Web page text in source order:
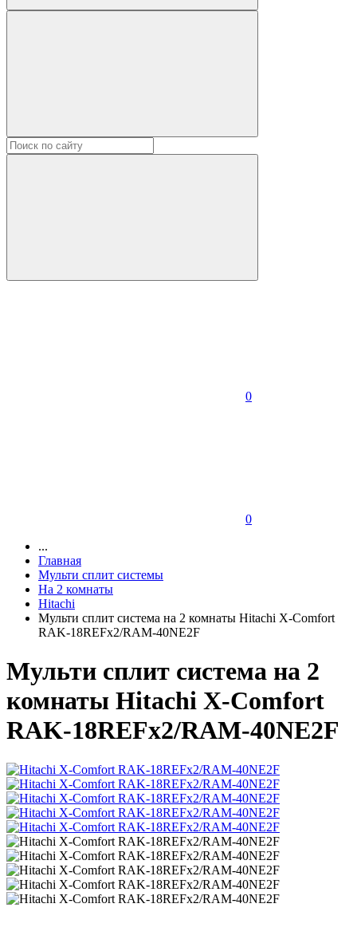
0
0
...
Главная
Мульти сплит системы
На 2 комнаты
Hitachi
Мульти сплит система на 2 комнаты Hitachi X-Comfort
RAK-18REFх2/RAM-40NE2F
Мульти сплит система на 2
комнаты Hitachi X-Comfort
RAK-18REFх2/RAM-40NE2F